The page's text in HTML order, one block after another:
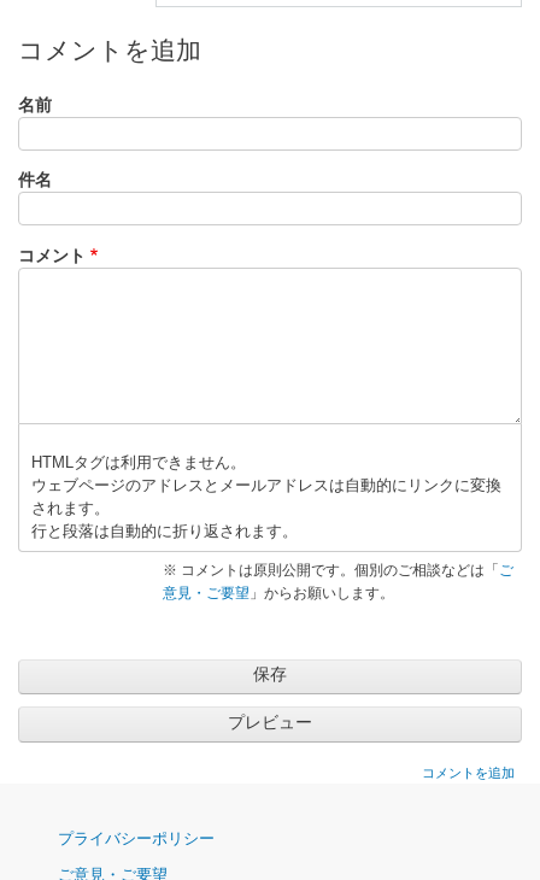
東
京
に
よ
ゴ
信
コメントを追加
名前
件名
コメント
HTMLタグは利用できません。
ウェブページのアドレスとメールアドレスは自動的にリンクに変換
されます。
行と段落は自動的に折り返されます。
※ コメントは原則公開です。個別のご相談などは「 ご
意見・ご要望 」からお願いします。
コメントを追加
ナプライバシーポリシー
ご意見・ご要望